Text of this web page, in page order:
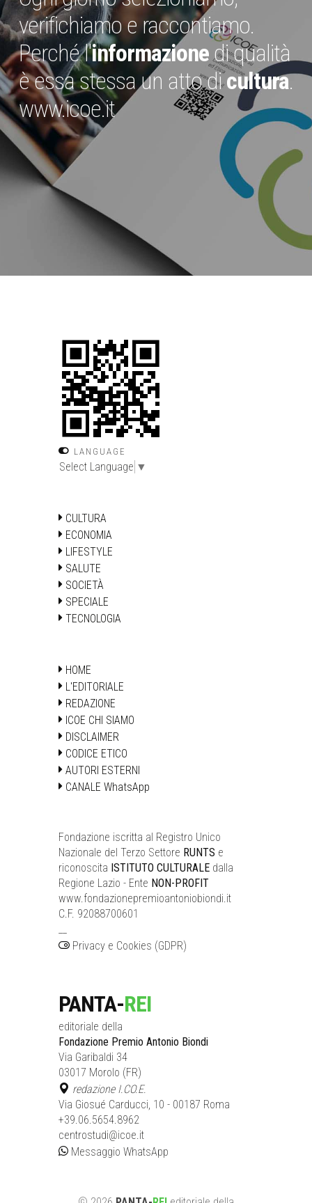
verifichiamo e raccontiamo.
Perché l'informazionedi qualità
è essa stessa un atto dicultura.
www.icoe.it
LANGUAGE
Select Language ▼
CULTURA
ECONOMIA
LIFESTYLE
SALUTE
SOCIETÀ
SPECIALE
TECNOLOGIA
HOME
L'EDITORIALE
REDAZIONE
ICOE CHI SIAMO
DISCLAIMER
CODICE ETICO
AUTORI ESTERNI
CANALE WhatsApp
Fondazione iscritta al Registro Unico
Nazionale del Terzo Settore RUNTS e
riconoscita ISTITUTO CULTURALE dalla
Regione Lazio - Ente NON-PROFIT
www.fondazionepremioantoniobiondi.it
C.F. 92088700601
Privacy e Cookies (GDPR)
PANTA-REI
editoriale della
Fondazione Premio Antonio Biondi
Via Garibaldi 34
03017 Morolo (FR)
redazione I.CO.E.
Via Giosué Carducci, 10 - 00187 Roma
+39.06.5654.8962
centrostudi@icoe.it
Messaggio WhatsApp